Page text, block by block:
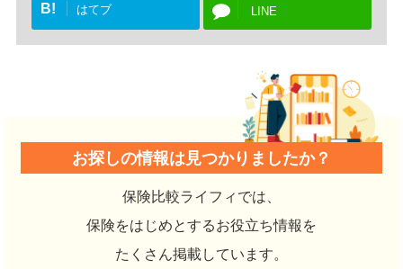
B! はてブ LINE
お探しの情報は見つかりましたか？
保険比較ライフィでは、
保険をはじめとするお役立ち情報を
たくさん掲載しています。